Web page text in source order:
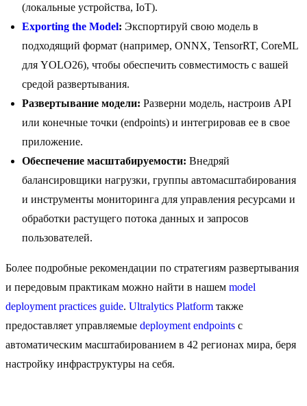
(локальные устройства, IoT).
Exporting the Model: Экспортируй свою модель в
подходящий формат (например, ONNX, TensorRT, CoreML
для YOLO26), чтобы обеспечить совместимость с вашей
средой развертывания.
Развертывание модели: Разверни модель, настроив API
или конечные точки (endpoints) и интегрировав ее в свое
приложение.
Обеспечение масштабируемости: Внедряй
балансировщики нагрузки, группы автомасштабирования
и инструменты мониторинга для управления ресурсами и
обработки растущего потока данных и запросов
пользователей.
Более подробные рекомендации по стратегиям развертывания
и передовым практикам можно найти в нашем model
deployment practices guide. Ultralytics Platform также
предоставляет управляемые deployment endpoints с
автоматическим масштабированием в 42 регионах мира, беря
настройку инфраструктуры на себя.